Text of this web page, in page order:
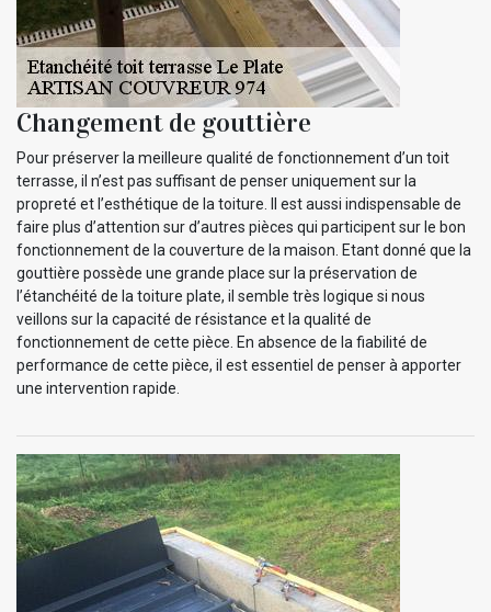
Changement de gouttière
Pour préserver la meilleure qualité de fonctionnement d’un toit
terrasse, il n’est pas suffisant de penser uniquement sur la
propreté et l’esthétique de la toiture. Il est aussi indispensable de
faire plus d’attention sur d’autres pièces qui participent sur le bon
fonctionnement de la couverture de la maison. Etant donné que la
gouttière possède une grande place sur la préservation de
l’étanchéité de la toiture plate, il semble très logique si nous
veillons sur la capacité de résistance et la qualité de
fonctionnement de cette pièce. En absence de la fiabilité de
performance de cette pièce, il est essentiel de penser à apporter
une intervention rapide.